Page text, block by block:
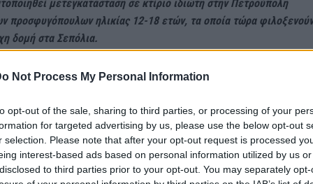
Not Process My Personal Information
opt-out of the sale, sharing to third parties, or processing of your
for targeted advertising by us, please use the below opt-out
selection. Please note that after your opt-out request is processed
interest-based ads based on personal information utilized by us
to third parties prior to your opt-out. You may separately
μετεγκατάσταση σε κτίριο ιδιώτη στην Πετρούπολη
προσφυγόπουλων ηλικίας 12-18 ετών, τα οποία τώρα
δομή στα Σεπόλια.
η Δημοτική Αρχή έχει ζητήσει από την αρμόδια πολεοδομία να
αντέδρασαν καθώς όπως δίκαιος ισχυρίστηκα τους έχουν
θα παραχωρηθεί για τη στέγαση αλλοδαπών ανήκει σε